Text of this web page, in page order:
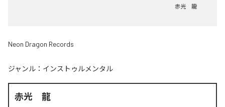
赤光 龍
Neon Dragon Records
ジャンル： インストゥルメンタル
赤光 龍